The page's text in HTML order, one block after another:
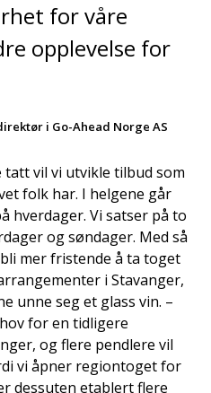
for våre
opplevelse for
i Go-Ahead Norge AS
tatt vil vi utvikle tilbud som
folk har. I helgene går
hverdager. Vi satser på to
og søndager. Med så
mer fristende å ta toget
i Stavanger,
unne seg et glass vin. –
for en tidligere
og flere pendlere vil
vi åpner regiontoget for
dessuten etablert flere